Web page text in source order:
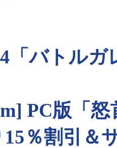
「バトル
PC版「
％割引＆